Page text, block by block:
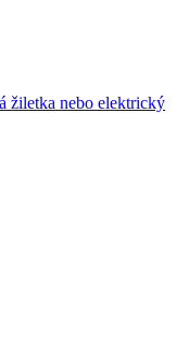
žiletka nebo elektrický